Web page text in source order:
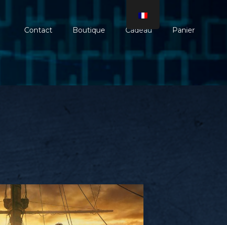
Contact Boutique Cadeau Panier